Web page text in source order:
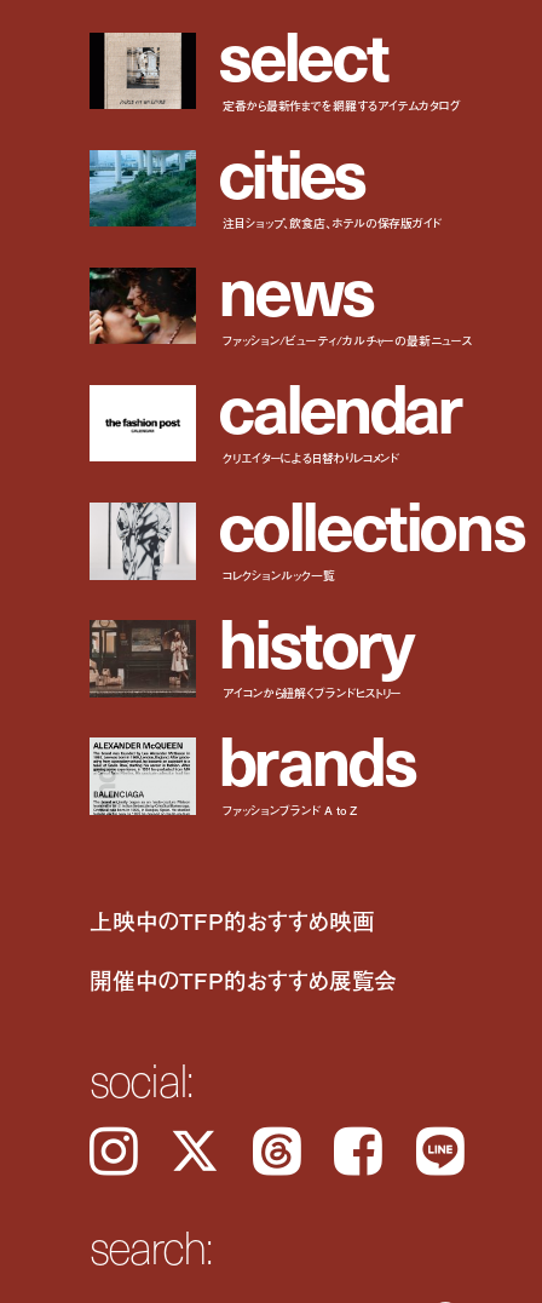
select
定番から最新作までを網羅するアイテムカタログ
cities
注目ショップ、飲食店、ホテルの保存版ガイド
news
ファッション/ビューティ/カルチャーの最新ニュース
calendar
クリエイターによる日替わりレコメンド
collections
コレクションルック一覧
history
アイコンから紐解くブランドヒストリー
brands
ファッションブランド A to Z
上映中のTFP的おすすめ映画
開催中のTFP的おすすめ展覧会
social:
Instagram 𝕏 Threads Facebook LINE
search: